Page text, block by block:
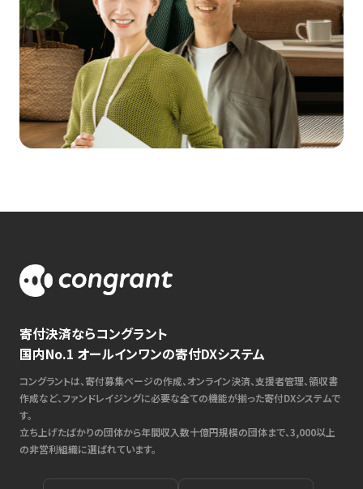
寄付決済ならコングラント
国内No.1 オールインワンの寄付DXシステム
コングラントは、寄付募集ページの作成、オンライン決済、支援者管理、領収書
作成など、ファンドレイジングに必要な全ての機能が揃った寄付DXシステムで
す。
立ち上げたばかりの団体から年間収入数十億円規模の団体まで、3,000以上
の非営利組織に選ばれています。